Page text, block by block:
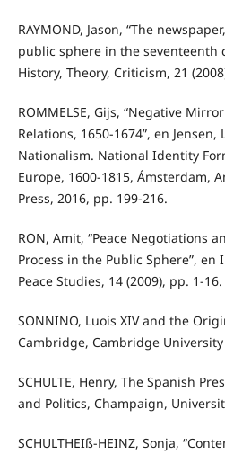
RAYMOND, Jason, “The
public sphere in the seventeenth
History, Theory, Criticism, 21
ROMMELSE, Gijs, “Negative
Relations, 1650-1674”, en Jensen,
Nationalism. National Identity
Europe, 1600-1815, Ámsterdam,
Press, 2016, pp. 199-216.
RON, Amit, “Peace Negotiations
Process in the Public Sphere”,
Peace Studies, 14 (2009), pp. 1-16.
SONNINO, Luois XIV and the
Cambridge, Cambridge University
SCHULTE, Henry, The Spanish
and Politics, Champaign,
SCHULTHEIß-HEINZ, Sonja,